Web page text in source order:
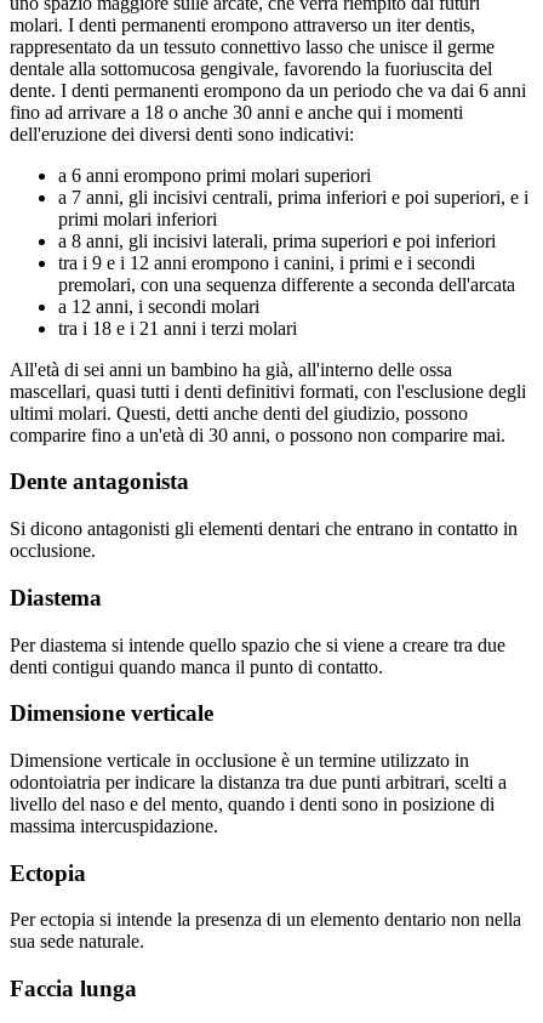
molari. I denti permanenti erompono attraverso un iter dentis,
rappresentato da un tessuto connettivo lasso che unisce il germe
dentale alla sottomucosa gengivale, favorendo la fuoriuscita del
dente. I denti permanenti erompono da un periodo che va dai 6 anni
fino ad arrivare a 18 o anche 30 anni e anche qui i momenti
dell'eruzione dei diversi denti sono indicativi:
a 6 anni erompono primi molari superiori
a 7 anni, gli incisivi centrali, prima inferiori e poi superiori, e i
primi molari inferiori
a 8 anni, gli incisivi laterali, prima superiori e poi inferiori
tra i 9 e i 12 anni erompono i canini, i primi e i secondi
premolari, con una sequenza differente a seconda dell'arcata
a 12 anni, i secondi molari
tra i 18 e i 21 anni i terzi molari
All'età di sei anni un bambino ha già, all'interno delle ossa
mascellari, quasi tutti i denti definitivi formati, con l'esclusione degli
ultimi molari. Questi, detti anche denti del giudizio, possono
comparire fino a un'età di 30 anni, o possono non comparire mai.
Dente antagonista
Si dicono antagonisti gli elementi dentari che entrano in contatto in
occlusione.
Diastema
Per diastema si intende quello spazio che si viene a creare tra due
denti contigui quando manca il punto di contatto.
Dimensione verticale
Dimensione verticale in occlusione è un termine utilizzato in
odontoiatria per indicare la distanza tra due punti arbitrari, scelti a
livello del naso e del mento, quando i denti sono in posizione di
massima intercuspidazione.
Ectopia
Per ectopia si intende la presenza di un elemento dentario non nella
sua sede naturale.
Faccia lunga